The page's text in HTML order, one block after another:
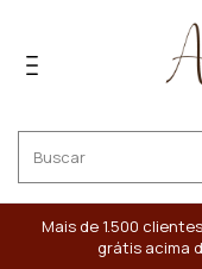
Mais de 1.500
grátis acima